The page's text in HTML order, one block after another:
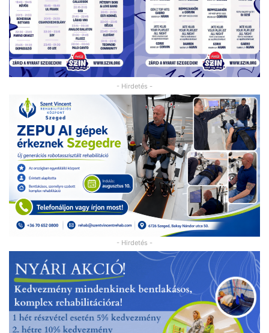
- Hirdetés -
- Hirdetés -